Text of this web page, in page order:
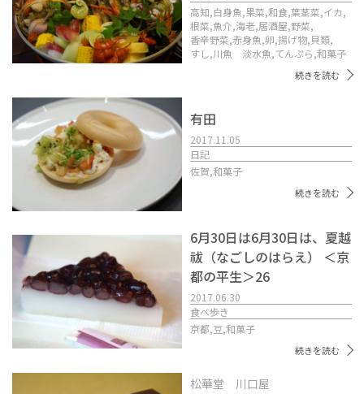
高知,白身魚,果菜,和食,葉茎菜,イカ,
根菜,魚介,海老,居酒屋,野菜,
香辛野菜,赤身魚,卵,揚げ物,貝類,
すし,川魚 淡水魚,てんぷら,和菓子
続きを読む
有田
2017.11.05
日記
佐賀,和菓子
続きを読む
6月30日は6月30日は、夏越
祓（なごしのはらえ） ＜京
都の平生＞26
2017.06.30
食べ歩き
京都,豆,和菓子
続きを読む
松華堂 川口屋